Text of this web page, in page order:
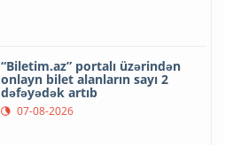
“Biletim.az” portalı üzərindən
onlayn bilet alanların sayı 2
dəfəyədək artıb
07-08-2026